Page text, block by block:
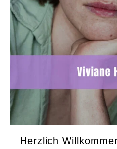
Herzlich